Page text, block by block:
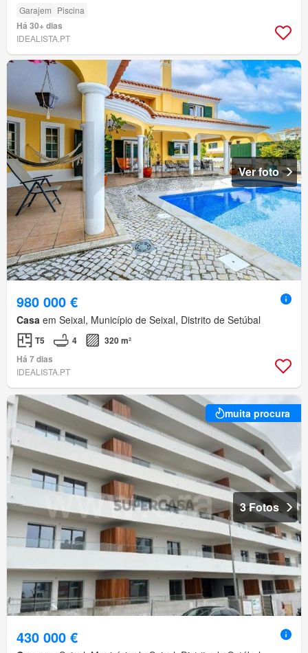
Garajem Piscina
Há 30+ dias
IDEALISTA.PT
Ver foto
980 000 €
Casa em Seixal, Município de Seixal, Distrito de Setúbal
T5 4
320 m²
Há 7 dias
IDEALISTA.PT
muita procura
3 Fotos
430 000 €